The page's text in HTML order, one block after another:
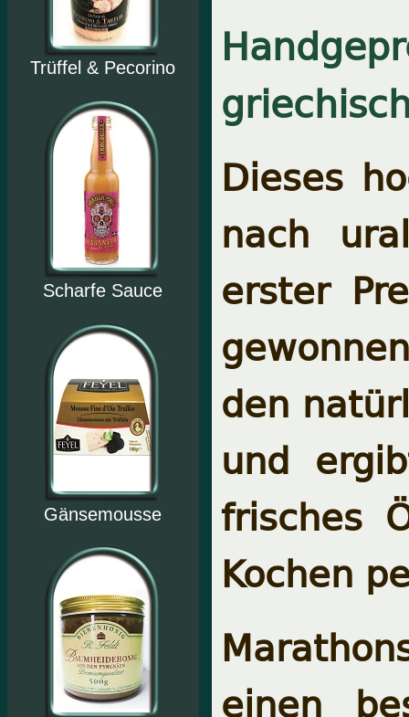
Trüffel & Pecorino
Scharfe Sauce
Gänsemousse
Dieses
nach
erster
den
und
frisches
Kochen
einen